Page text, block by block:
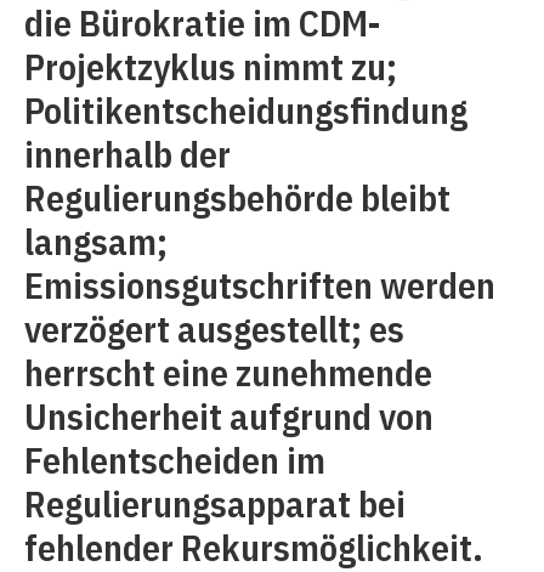
die Bürokratie im CDM-
Projektzyklus nimmt zu;
Politikentscheidungsfindung
innerhalb der
Regulierungsbehörde bleibt
langsam;
Emissionsgutschriften werden
verzögert ausgestellt; es
herrscht eine zunehmende
Unsicherheit aufgrund von
Fehlentscheiden im
Regulierungsapparat bei
fehlender Rekursmöglichkeit.